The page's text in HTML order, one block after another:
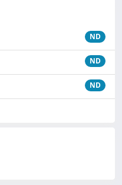
ND
ND
ND